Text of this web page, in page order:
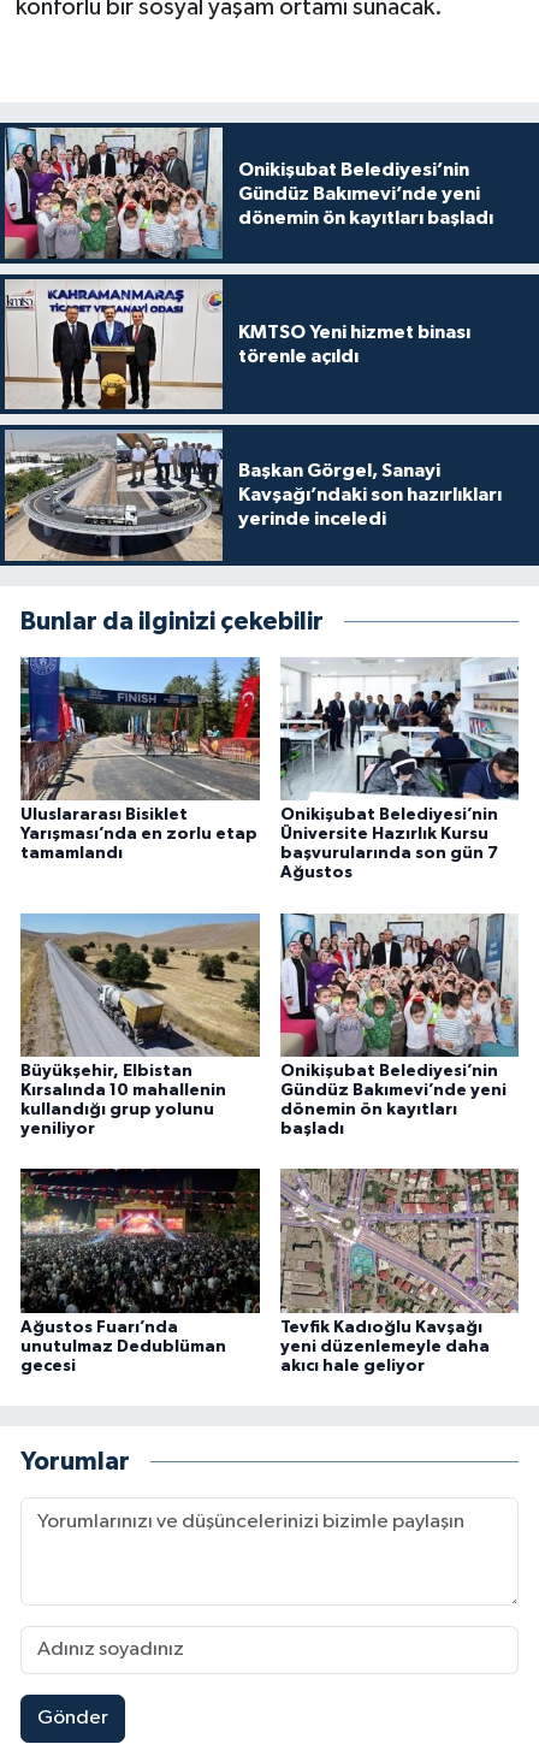
konforlu bir sosyal yaşam ortamı sunacak.
Onikişubat Belediyesi’nin
Gündüz Bakımevi’nde yeni
dönemin ön kayıtları başladı
KMTSO Yeni hizmet binası
törenle açıldı
Başkan Görgel, Sanayi
Kavşağı’ndaki son hazırlıkları
yerinde inceledi
Bunlar da ilginizi çekebilir
Uluslararası Bisiklet
Yarışması’nda en zorlu etap
tamamlandı
Onikişubat Belediyesi’nin
Üniversite Hazırlık Kursu
başvurularında son gün 7
Ağustos
Büyükşehir, Elbistan
Kırsalında 10 mahallenin
kullandığı grup yolunu
yeniliyor
Onikişubat Belediyesi’nin
Gündüz Bakımevi’nde yeni
dönemin ön kayıtları
başladı
Ağustos Fuarı’nda
unutulmaz Dedublüman
gecesi
Tevfik Kadıoğlu Kavşağı
yeni düzenlemeyle daha
akıcı hale geliyor
Yorumlar
Gönder